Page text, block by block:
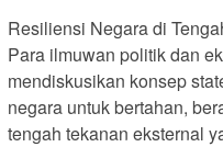
Resiliensi Negara di
Para ilmuwan politik dan
mendiskusikan konsep
negara untuk bertahan,
tengah tekanan eksternal